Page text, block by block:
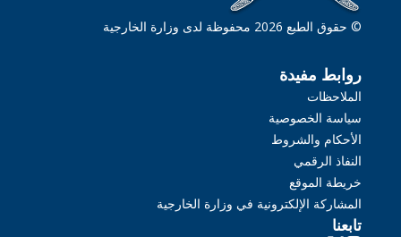
© حقوق الطبع 2026 محفوظة لدى وزارة الخارجية
روابط مفيدة
الملاحظات
سياسة الخصوصية
الأحكام والشروط
النفاذ الرقمي
خريطة الموقع
المشاركة الإلكترونية في وزارة الخارجية
تابعنا